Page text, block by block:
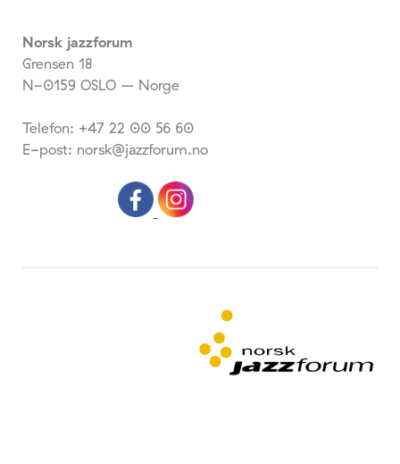
Norsk jazzforum
Grensen 18
N-0159 OSLO – Norge
Telefon: +47 22 00 56 60
E-post: norsk@jazzforum.no